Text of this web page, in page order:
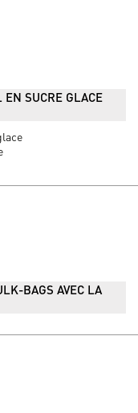
EN SUCRE GLACE
BAGS AVEC LA